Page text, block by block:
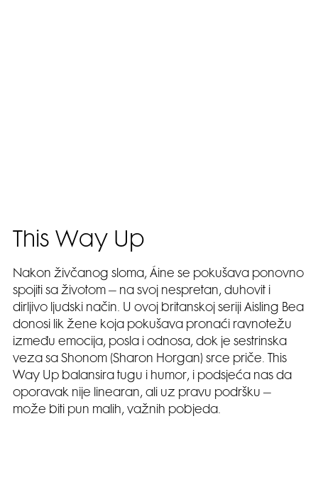
This Way Up
Nakon živčanog sloma, Áine se pokušava ponovno
spojiti sa životom – na svoj nespretan, duhovit i
dirljivo ljudski način. U ovoj britanskoj seriji Aisling Bea
donosi lik žene koja pokušava pronaći ravnotežu
između emocija, posla i odnosa, dok je sestrinska
veza sa Shonom (Sharon Horgan) srce priče. This
Way Up balansira tugu i humor, i podsjeća nas da
oporavak nije linearan, ali uz pravu podršku –
može biti pun malih, važnih pobjeda.